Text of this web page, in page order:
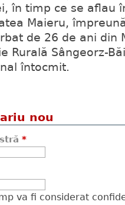
în timp ce se aflau
Maieru,
de 26 de ani din
Rurală Sângeorz-
întocmit.
nou
*
va fi considerat